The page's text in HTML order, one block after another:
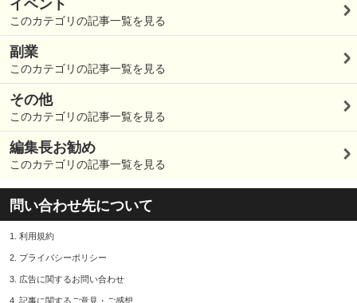
イベント
このカテゴリの記事一覧を見る
副業
このカテゴリの記事一覧を見る
その他
このカテゴリの記事一覧を見る
編集長お勧め
このカテゴリの記事一覧を見る
問い合わせ先について
1. 利用規約
2. プライバシーポリシー
3. 広告に関するお問い合わせ
4. 記事に関するご意見・ご感想